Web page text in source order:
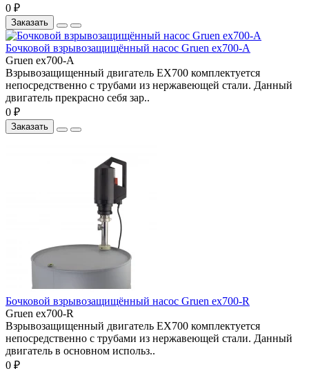
0 ₽
Заказать
Бочковой взрывозащищённый насос Gruen ex700-A
Gruen ex700-A
Взрывозащищенный двигатель ЕХ700 комплектуется
непосредственно с трубами из нержавеющей стали. Данный
двигатель прекрасно себя зар..
0 ₽
Заказать
Бочковой взрывозащищённый насос Gruen ex700-R
Gruen ex700-R
Взрывозащищенный двигатель ЕХ700 комплектуется
непосредственно с трубами из нержавеющей стали. Данный
двигатель в основном использ..
0 ₽